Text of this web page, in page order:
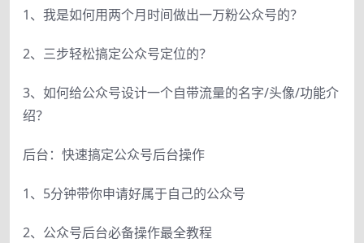
1、我是如何用两个月时间做出一万粉公众号的？
2、三步轻松搞定公众号定位的？
3、如何给公众号设计一个自带流量的名字/头像/功能介
绍？
后台：快速搞定公众号后台操作
1、5分钟带你申请好属于自己的公众号
2、公众号后台必备操作最全教程